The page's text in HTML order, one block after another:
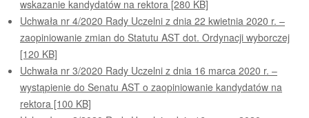
wskazanie kandydatów na rektora [280 KB]
Uchwała nr 4/2020 Rady Uczelni z dnia 22 kwietnia 2020 r. –
zaopiniowanie zmian do Statutu AST dot. Ordynacji wyborczej
[120 KB]
Uchwała nr 3/2020 Rady Uczelni z dnia 16 marca 2020 r. –
wystąpienie do Senatu AST o zaopiniowanie kandydatów na
rektora [100 KB]